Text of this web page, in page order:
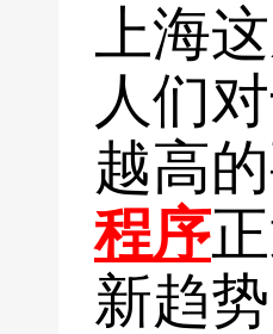
上海
人们
越高
程序
新趋